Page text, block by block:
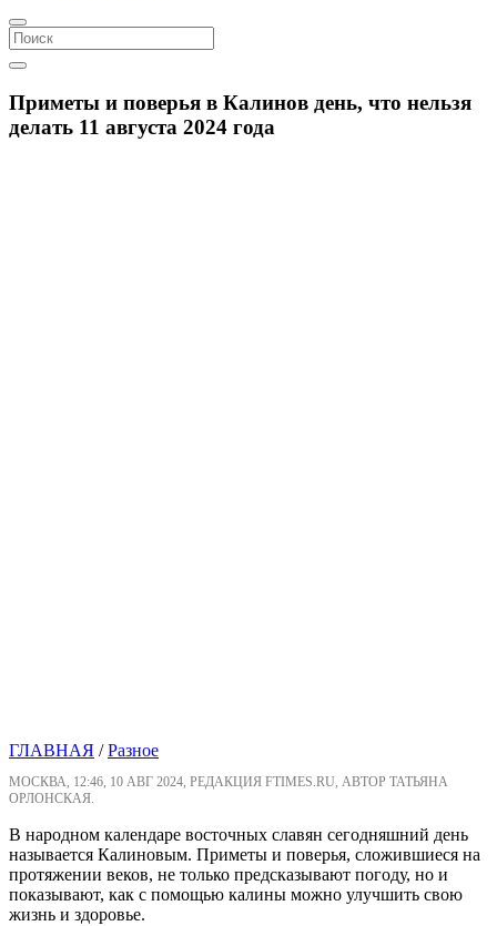
Приметы и поверья в Калинов день, что нельзя
делать 11 августа 2024 года
ГЛАВНАЯ /Разное
МОСКВА, 12:46, 10 АВГ 2024, РЕДАКЦИЯ FTIMES.RU, АВТОР ТАТЬЯНА
ОРЛОНСКАЯ.
В народном календаре восточных славян сегодняшний день
называется Калиновым. Приметы и поверья, сложившиеся на
протяжении веков, не только предсказывают погоду, но и
показывают, как с помощью калины можно улучшить свою
жизнь и здоровье.